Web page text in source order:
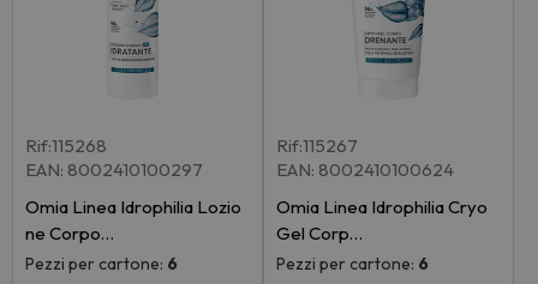
Rif:115268
EAN: 8002410100297
Omia Linea Idrophilia Lozio
ne Corpo…
Pezzi per cartone: 6
Rif:115267
EAN: 8002410100624
Omia Linea Idrophilia Cryo
Gel Corp…
Pezzi per cartone: 6